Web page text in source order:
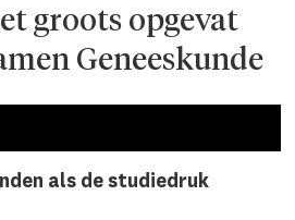
groots opgevat
Geneeskunde
als de studiedruk